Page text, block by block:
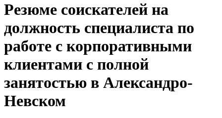
Резюме соискателей на
должность специалиста по
работе с корпоративными
клиентами с полной
занятостью в Александро-
Невском